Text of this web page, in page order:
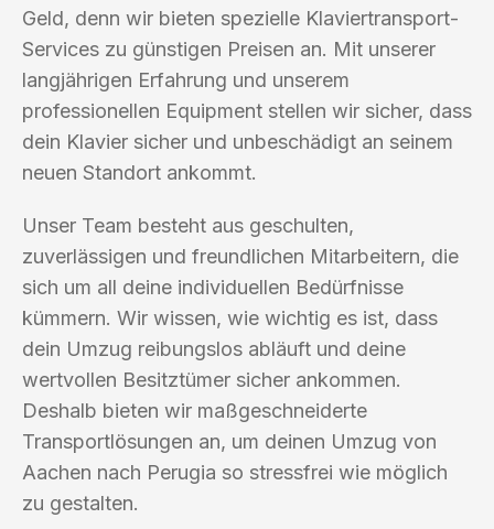
Geld, denn wir bieten spezielle Klaviertransport-
Services zu günstigen Preisen an. Mit unserer
langjährigen Erfahrung und unserem
professionellen Equipment stellen wir sicher, dass
dein Klavier sicher und unbeschädigt an seinem
neuen Standort ankommt.
Unser Team besteht aus geschulten,
zuverlässigen und freundlichen Mitarbeitern, die
sich um all deine individuellen Bedürfnisse
kümmern. Wir wissen, wie wichtig es ist, dass
dein Umzug reibungslos abläuft und deine
wertvollen Besitztümer sicher ankommen.
Deshalb bieten wir maßgeschneiderte
Transportlösungen an, um deinen Umzug von
Aachen nach Perugia so stressfrei wie möglich
zu gestalten.